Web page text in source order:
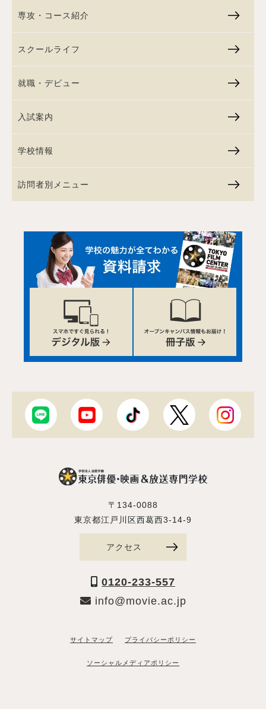
専攻・コース紹介
スクールライフ
就職・デビュー
入試案内
学校情報
訪問者別メニュー
〒134-0088
東京都江戸川区西葛西3-14-9
アクセス
0120-233-557
info@movie.ac.jp
サイトマップ プライバシーポリシー
ソーシャルメディアポリシー